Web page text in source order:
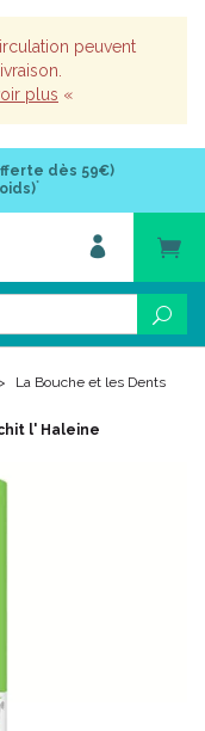
peuvent
plus «
dès 59€)
*
La Bouche et les Dents
l' Haleine